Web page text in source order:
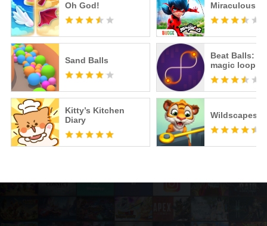
Oh God!
Sand Balls
Kitty’s Kitchen
Diary
Miraculous
Beat Balls:
magic loop
Wildscapes